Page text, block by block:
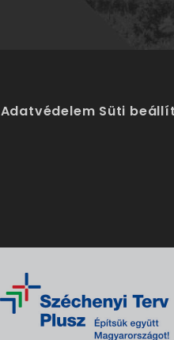
Adatvédelem Süti